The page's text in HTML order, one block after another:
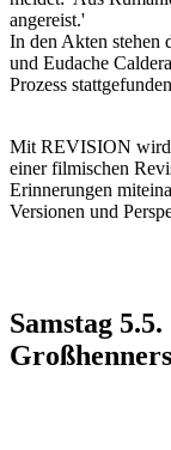
angereist.'
In den Akten stehen
und Eudache
Prozess
Mit REVISION wird
einer filmischen
Erinnerungen
Versionen und
Samstag